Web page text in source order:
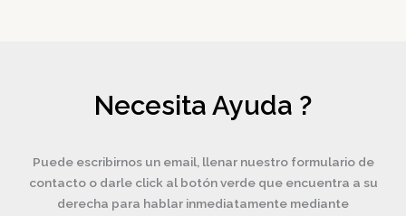
Necesita Ayuda ?
Puede escribirnos un email, llenar nuestro formulario de
contacto o darle click al botón verde que encuentra a su
derecha para hablar inmediatamente mediante